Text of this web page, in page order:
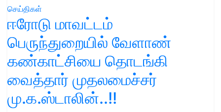
செய்திகள்
ஈரோடு மாவட்டம்
பெருந்துறையில் வேளாண்
கண்காட்சியை தொடங்கி
வைத்தார் முதலமைச்சர்
மு.க.ஸ்டாலின்..!!